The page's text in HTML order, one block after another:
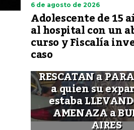
6 de agosto de 2026
Adolescente de 15
al hospital con un
curso y Fiscalía
caso
RESCATAN a
a quien su
estaba
AMENAZA a
AIRES